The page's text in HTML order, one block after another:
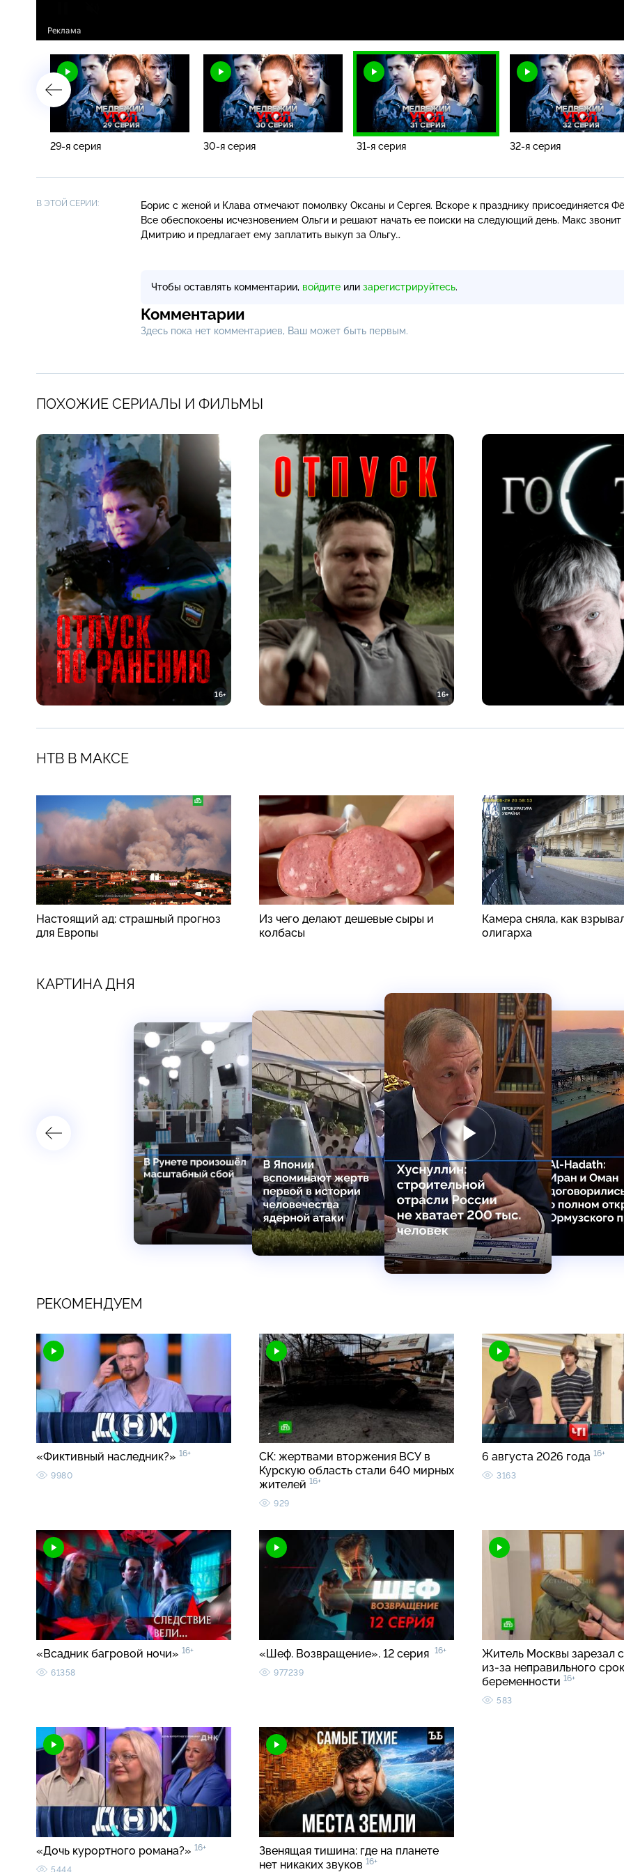
29-я серия 30-я серия 31-я серия 32-я серия
В ЭТОЙ СЕРИИ:
Борис с женой и Клава отмечают помолвку Оксаны и Сергея. Вскоре к празднику присоединяется
Все обеспокоены исчезновением Ольги и решают начать ее поиски на следующий день. Макс звонит
Дмитрию и предлагает ему заплатить выкуп за Ольгу…
Чтобы оставлять комментарии, войдите или зарегистрируйтесь.
Комментарии
Здесь пока нет комментариев, Ваш может быть первым.
ПОХОЖИЕ СЕРИАЛЫ И ФИЛЬМЫ
16+ 16+
НТВ В МАКСЕ
Настоящий ад: страшный прогноз
для Европы
Из чего делают дешевые сыры и
колбасы
Камера сняла, как
олигарха
КАРТИНА ДНЯ
РЕКОМЕНДУЕМ
«Фиктивный наследник?» 16+
9980
СК: жертвами вторжения ВСУ в
Курскую область стали 640 мирных
жителей 16+
929
6 августа 2026 года 16+
3163
«Всадник багровой ночи» 16+
61358
«Шеф. Возвращение». 12 серия 16+
977239
Житель Москвы зарезал
из-за неправильного
беременности 16+
583
«Дочь курортного романа?» 16+
5444
Звенящая тишина: где на планете
нет никаких звуков 16+